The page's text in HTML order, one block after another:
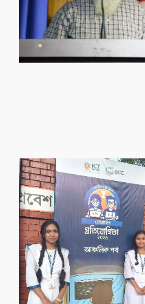
‌গৌর‌বের অর্জন
‌গৌর‌বের অর্জন